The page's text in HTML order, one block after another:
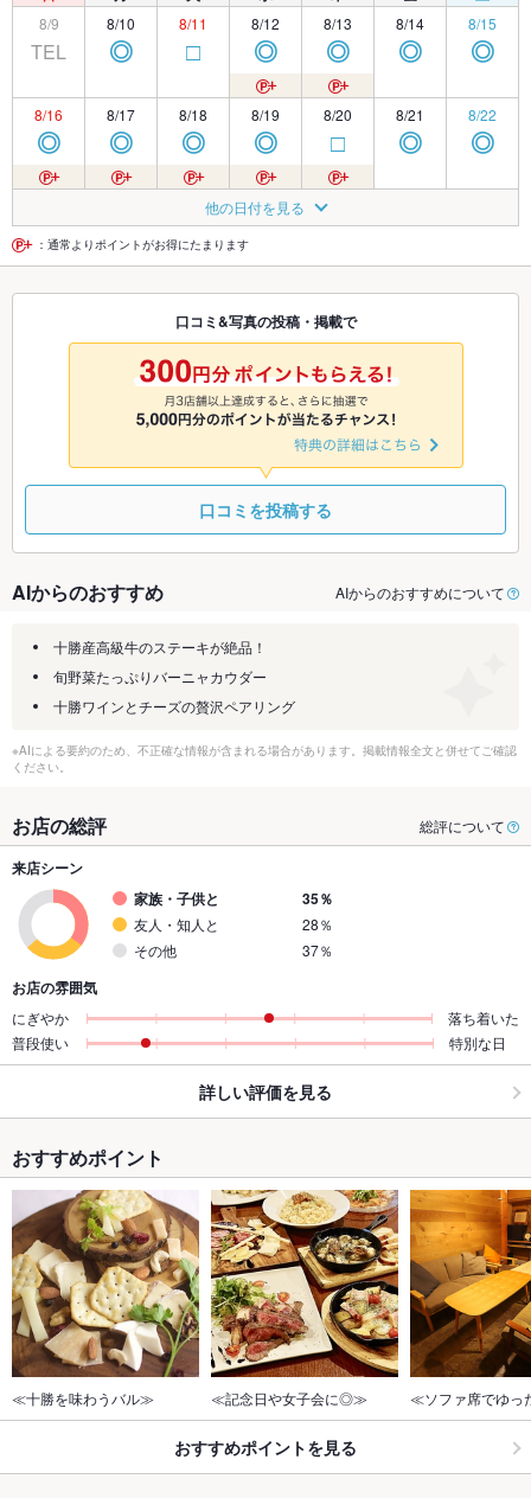
8/9
TEL
8/10
◎
8/11
□
8/12
◎
8/13
◎
8/14
◎
8/15
◎
8/16
◎
8/17
◎
8/18
◎
8/19
◎
8/20
□
8/21
◎
8/22
◎
◎ ◎
8/25
◎
8/26
◎
8/27
◎ ◎ ◎
8/30 8/31 9/1
◎
9/2
◎
9/3
◎
9/4 9/5
9/8
◎
9/9
◎
9/10
◎
9/11
他の日付を見る
：通常よりポイントがお得にたまります
口コミ&写真の投稿・掲載で
口コミを投稿する
AIからのおすすめ AIからのおすすめについて
十勝産高級牛のステーキが絶品！
旬野菜たっぷりバーニャカウダー
十勝ワインとチーズの贅沢ペアリング
※AIによる要約のため、不正確な情報が含まれる場合があります。掲載情報全文と併せてご確認
ください。
お店の総評 総評について
来店シーン
家族・子供と
35％
友人・知人と
28％
その他
37％
お店の雰囲気
にぎやか
落ち着いた
普段使い
特別な日
詳しい評価を見る
おすすめポイント
≪十勝を味わうバル≫ ≪記念日や女子会に◎≫ ≪ソファ席でゆ
おすすめポイントを見る